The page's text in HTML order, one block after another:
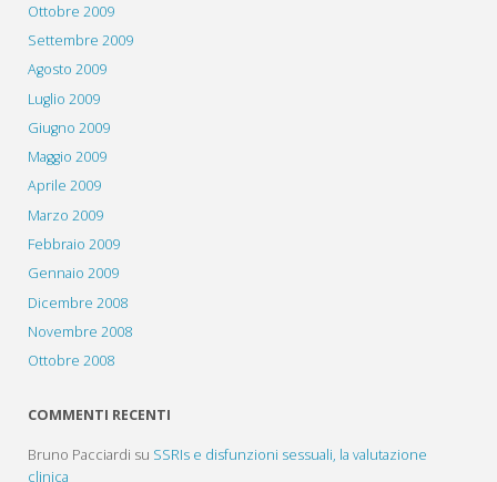
Ottobre 2009
Settembre 2009
Agosto 2009
Luglio 2009
Giugno 2009
Maggio 2009
Aprile 2009
Marzo 2009
Febbraio 2009
Gennaio 2009
Dicembre 2008
Novembre 2008
Ottobre 2008
COMMENTI RECENTI
Bruno Pacciardi su SSRIs e disfunzioni sessuali, la valutazione
clinica